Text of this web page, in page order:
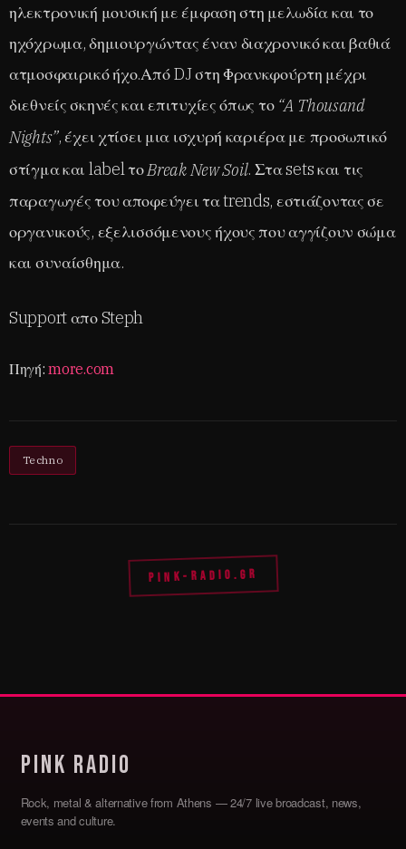
ηλεκτρονική μουσική με έμφαση στη μελωδία και το
ηχόχρωμα, δημιουργώντας έναν διαχρονικό και βαθιά
ατμοσφαιρικό ήχο.Από DJ στη Φρανκφούρτη μέχρι
διεθνείς σκηνές και επιτυχίες όπως το “A Thousand
Nights”, έχει χτίσει μια ισχυρή καριέρα με προσωπικό
στίγμα και label τοBreak New Soil. Στα sets και τις
παραγωγές του αποφεύγει τα trends, εστιάζοντας σε
οργανικούς, εξελισσόμενους ήχους που αγγίζουν σώμα
και συναίσθημα.
Support απο Steph
Πηγή:more.com
Techno
PINK-RADIO.GR
Pink Radio
Rock, metal & alternative from Athens — 24/7 live broadcast, news,
events and culture.